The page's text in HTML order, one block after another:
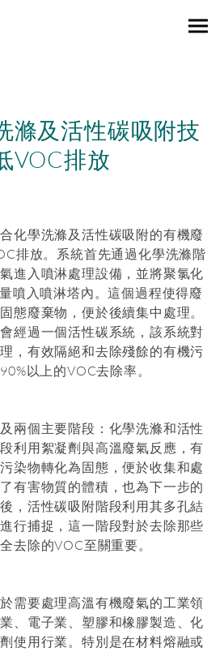
滌及活性碳吸附技
VOC排放
化學洗滌及活性碳吸附的有機廢
排放。系統首先通過化學洗滌階
進入噴淋處理設備，並將聚氯化
噴入噴淋塔內。這個過程使得廢
態廢棄物，便於後續集中處理。
經過一個活性碳系統，該系統對
，有效隔絕和去除殘餘的有機污
以上的VOC去除率。
兩個主要階段：化學洗滌和活性
利用絮凝劑與高溫廢氣反應，有
染物轉化為固態，便於收集和處
有害物質的體積，也為下一步的
，活性碳吸附階段利用其多孔結
行捕捉，這一階段對於去除那些
去除的VOC至關重要。
需要處理高溫有機廢氣的工業領
、電子業、塑膠和橡膠製造、化
使用行業。特別是在材料熔融或